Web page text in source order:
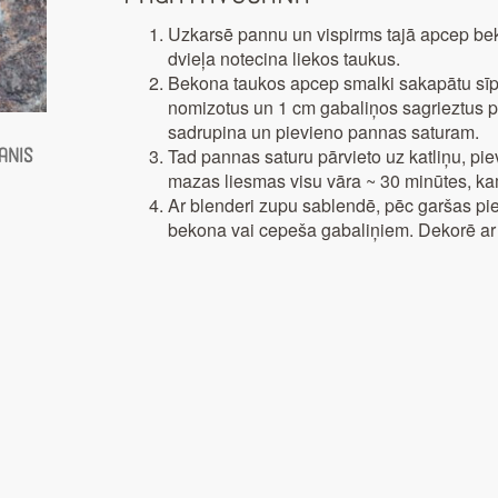
Uzkarsē pannu un vispirms tajā apcep
dvieļa notecina liekos taukus.
Bekona taukos apcep smalki sakapātu
nomizotus un 1 cm gabaliņos sagrieztus
sadrupina un pievieno pannas saturam.
Tad pannas saturu pārvieto uz katliņu,
mazas liesmas visu vāra ~ 30 minūtes,
Ar blenderi zupu sablendē, pēc garšas
bekona vai cepeša gabaliņiem. Dekorē